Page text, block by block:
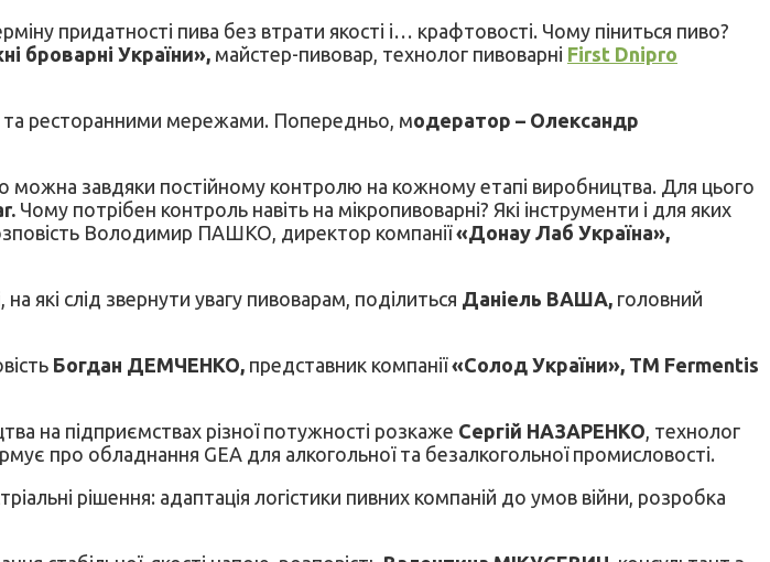
придатності пива без втрати якості і… крафтовості. Чому піниться пиво?
броварні України», майстер-пивовар, технолог пивоварні First Dnipro
та ресторанними мережами. Попередньо, модератор – Олександр
можна завдяки постійному контролю на кожному етапі виробництва. Для цього
Чому потрібен контроль навіть на мікропивоварні? Які інструменти і для яких
Володимир ПАШКО, директор компанії«Донау Лаб Україна»,
які слід звернути увагу пивоварам, поділиться Даніель ВАША, головний
Богдан ДЕМЧЕНКО, представник компанії«Солод України», ТМ Fermentis
на підприємствах різної потужності розкаже Сергій НАЗАРЕНКО , технолог
про обладнання GEA для алкогольної та безалкогольної промисловості.
рішення: адаптація логістики пивних компаній до умов війни, розробка